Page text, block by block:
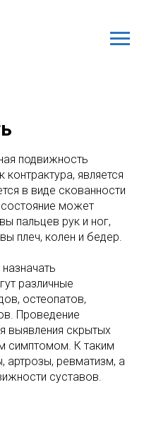
подвижность
является
в виде скованности
может
пальцев рук и ног,
плеч, колен и бедер.
различные
остеопатов,
Проведение
выявления скрытых
симптомом. К таким
артрозы, ревматизм, а
суставов.